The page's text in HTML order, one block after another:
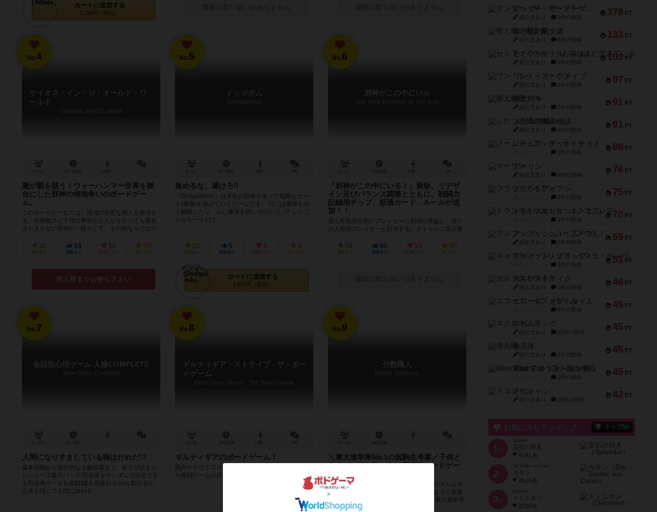
カートに追加する
2,750円（税込）
No.4
ケイオス・イン・ジ・オールド・ワ
ールド
Chaos in the Old World
魔が覇を競う！ウォーハンマー世界を舞
台にした邪神の領地争いのボードゲー
ム。
このボードゲームでは、混沌の邪悪な神々を担当す
る。特殊能力と下僕の軍勢のどちらをとっても異色
きわまりない邪神の一柱として、その神ならではの
30
興味あり
34
経験あり
12
お気に入り
49
持ってる
再入荷までお待ち下さい
No.5
ドッジボム
DodgeBomb
集めるな、避けろ!!
『DodgeBomb』は手札の効果を使って危険なカー
ド(爆弾)を避けていくゲームです。 時には爆弾を自
ら解除したり、人に爆弾を押し付けたり...!? シンプ
ルなルールだけ...
15
興味あり
5
経験あり
3
お気に入り
8
持ってる
カートに追加する
1,650円（税込）
No.6
邪神がこの中にいル
One of us becomes an evil god!
「邪神がこの中にいる！」新版。リデザ
イン及びバランス調整とともに、戦闘力
記録用チップ、拡張カード、ルールが追
加！！
最も狂気度が高いプレイヤーに邪神が降臨し、残り
の人類側プレイヤーと対決する。クトゥルフ系正体
復活。 カードのリデザイン、ゲーム...
54
興味あり
60
経験あり
15
お気に入り
90
持ってる
No.7
会話型心理ゲーム 人狼COMPLETE
Jinro Game Complete
人間になりすましている狼はだれだ!?
基本役職から個性的な上級役職まで、全てが詰まっ
たシリーズ最大パック!司会者をランダムで決定でき
る司会者カードも収録!噓を見破れるかvs.欺けるか。
正体を隠して人間に紛れる...
No.8
ギルティギア・ストライブ - ザ・ボー
ドゲーム
Guilty Gear: Strive – The Board Game
ギルティギアのボードゲーム！
国内クラウドファンディングで1000万超えを達成し
た格闘ゲームのボードゲーム
No.9
分数職人
Bunsu Shokunin
＼東大進学率No.1の筑駒生考案／子供と
大人が一緒に遊べる知育算数カードゲー
「分数職人」はサイコロで指定されたランダムな分
数を手札のカードによって作り、職人のように算数
が上手になるゲームです。 このゲームは東大進学率
No.1を誇る進学校”筑波大学附...
378 PT
アンダー・ザ・テーブラー
紹介文あり 1件の投稿
133 PT
宵と暁の呪文書
紹介文あり 8件の投稿
103 PT
セミファイナル ～お前はまだ生きている～
紹介文あり 1件の投稿
97 PT
ワン・トゥ・ファイブ
紹介文あり 1件の投稿
91 PT
南北戦争
紹介文あり 1件の投稿
91 PT
ふたつの城の物語
紹介文あり 6件の投稿
88 PT
ノームズ・アット・ナイト
1件の投稿
76 PT
マーリン
紹介文あり 6件の投稿
75 PT
フラットアイアン
2件の投稿
70 PT
トランスオリエント・エクスプレス
1件の投稿
59 PT
アンブッシュ！：ムーブアウト！
紹介文あり 1件の投稿
51 PT
キャプテン・フリップ：イスラ・ボンバ
2件の投稿
46 PT
ガルフストライク
紹介文あり 1件の投稿
45 PT
エコーズ・オブ・タイム
8件の投稿
45 PT
スカルキング
紹介文あり 12件の投稿
45 PT
海兵隊
紹介文あり 1件の投稿
45 PT
Bitter End ブタペスト救出作戦
1件の投稿
42 PT
ドコジャン
紹介文あり 10件の投稿
お気に入りランキング トップ50
1 位
宝石の煌き
4041名
2 位
Die Siedler von Catan
カタン
3616名
3 位
ドミニオン
2530名